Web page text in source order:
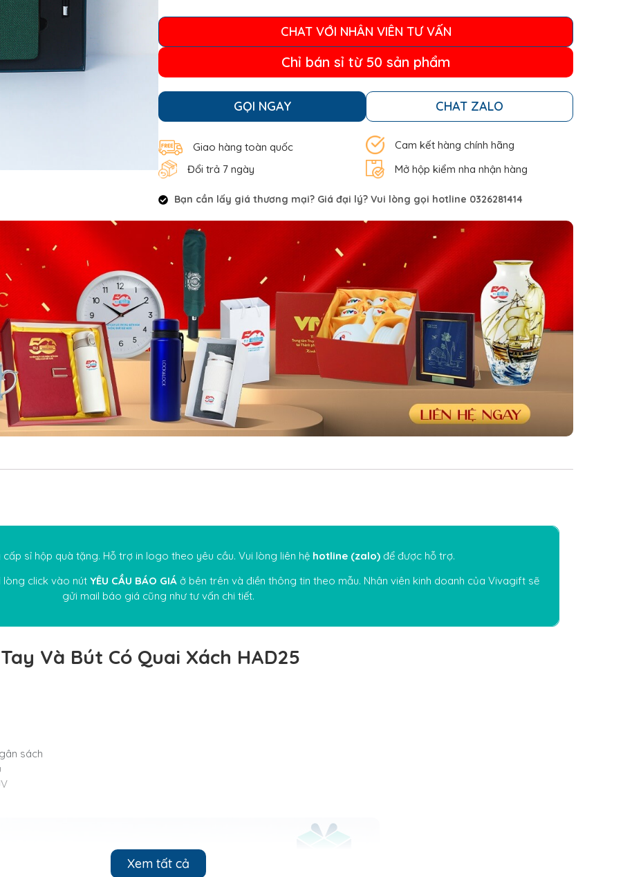
CHAT VỚI NHÂN VIÊN TƯ VẤN
Chỉ bán sỉ từ 50 sản phẩm
GỌI NGAY CHAT ZALO
Giao hàng toàn quốc
Cam kết hàng chính hãng
Đổi trả 7 ngày
Mở hộp kiểm nha nhận hàng
Bạn cần lấy giá thương mại? Giá đại lý? Vui lòng gọi hotline 0326281414
cấp sỉ hộp quà tặng. Hỗ trợ in logo theo yêu cầu. Vui lòng liên hệhotline (zalo)để được hỗ trợ.
lòng click vào nút YÊU CẦU BÁO GIÁ ở bên trên và điền thông tin theo mẫu. Nhân viên kinh doanh của Vivagift sẽ
gửi mail báo giá cũng như tư vấn chi tiết.
Và Bút Có Quai Xách HAD25
sách
Xem tất cả